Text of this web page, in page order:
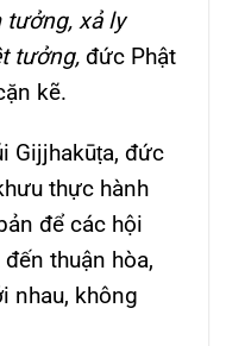
xả ly
tưởng, đức Phật
kẽ.
Gijjhakūṭa, đức
thực hành
để các hội
thuận hòa,
nhau, không